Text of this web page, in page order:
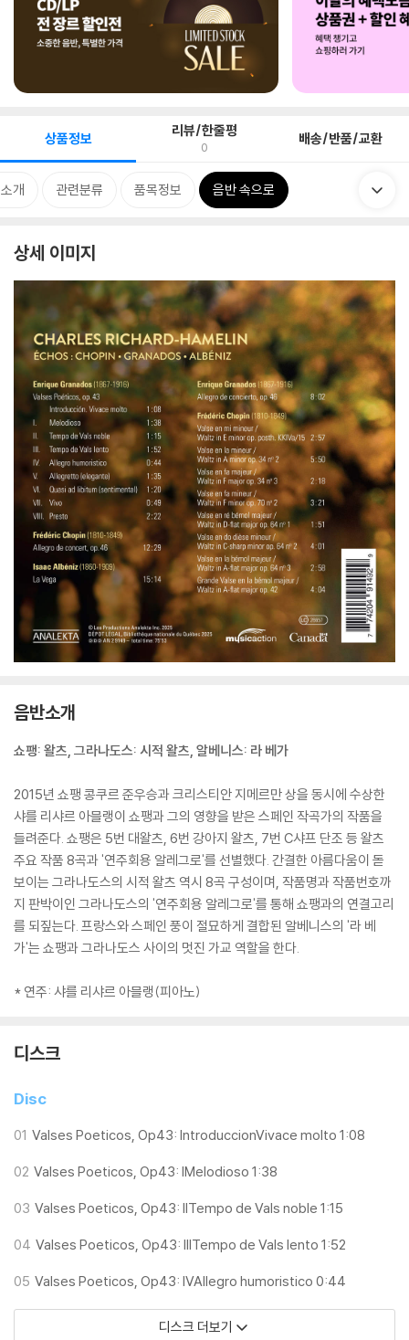
상품정보 리뷰/한줄평
0 배송/반품/교환
개 관련분류 품목정보 음반 속으로
상세 이미지
음반소개
쇼팽: 왈츠, 그라나도스: 시적 왈츠, 알베니스: 라 베가
2015년 쇼팽 콩쿠르 준우승과 크리스티안 지메르만 상을 동시에 수상한
샤를 리샤르 아믈랭이 쇼팽과 그의 영향을 받은 스페인 작곡가의 작품을
들려준다. 쇼팽은 5번 대왈츠, 6번 강아지 왈츠, 7번 C샤프 단조 등 왈츠
주요 작품 8곡과 '연주회용 알레그로'를 선별했다. 간결한 아름다움이 돋
보이는 그라나도스의 시적 왈츠 역시 8곡 구성이며, 작품명과 작품번호까
지 판박이인 그라나도스의 '연주회용 알레그로'를 통해 쇼팽과의 연결고리
를 되짚는다. 프랑스와 스페인 풍이 절묘하게 결합된 알베니스의 '라 베
가'는 쇼팽과 그라나도스 사이의 멋진 가교 역할을 한다.
* 연주: 샤를 리샤르 아믈랭(피아노)
디스크
Disc
01 Valses Poeticos, Op43: IntroduccionVivace molto 1:08
02 Valses Poeticos, Op43: IMelodioso 1:38
03 Valses Poeticos, Op43: IITempo de Vals noble 1:15
04 Valses Poeticos, Op43: IIITempo de Vals lento 1:52
05 Valses Poeticos, Op43: IVAllegro humoristico 0:44
디스크 더보기